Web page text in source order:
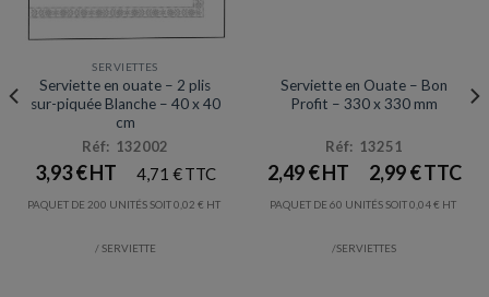
SERVIETTES
Serviette en ouate – 2 plis
sur-piquée Blanche – 40 x 40
cm
Réf: 132002
3,93€ 4,71 €
PAQUET DE 200 UNITÉS SOIT0,02 €
/ SERVIETTE
Serviette en Ouate – Bon
Profit – 330 x 330 mm
Réf: 13251
2,49€ 2,99€
PAQUET DE 60 UNITÉS SOIT0,04€
/SERVIETTES